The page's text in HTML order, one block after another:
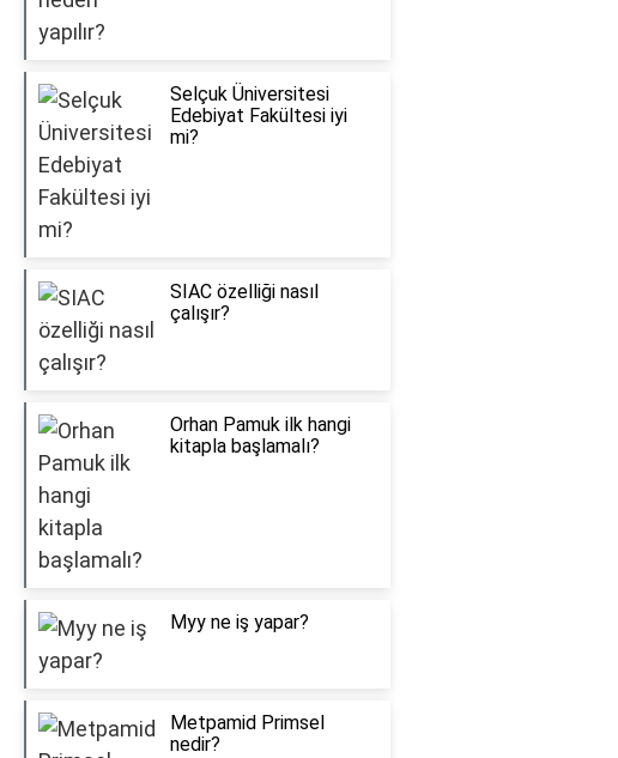
Selçuk Üniversitesi
Edebiyat Fakültesi iyi
mi?
SIAC özelliği nasıl
çalışır?
Orhan Pamuk ilk hangi
kitapla başlamalı?
Myy ne iş yapar?
Metpamid Primsel
nedir?